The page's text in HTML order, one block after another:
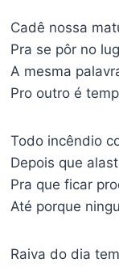
Cadê nossa
Pra se pôr no
A mesma
Pro outro é
Todo incêndio
Depois que
Pra que ficar
Até porque
Raiva do dia